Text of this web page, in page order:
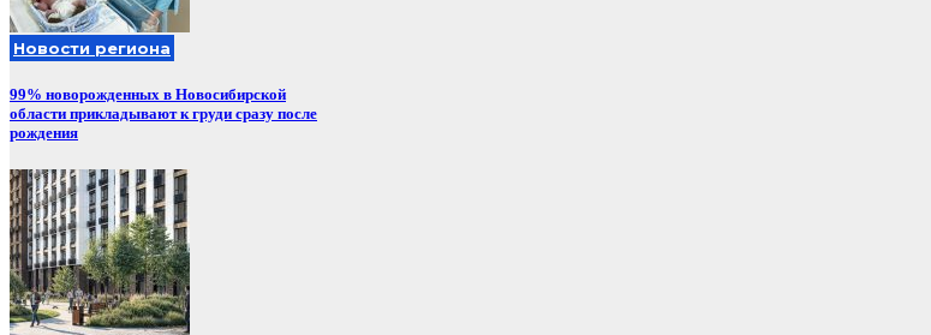
Новости региона
99% новорожденных в Новосибирской
области прикладывают к груди сразу после
рождения